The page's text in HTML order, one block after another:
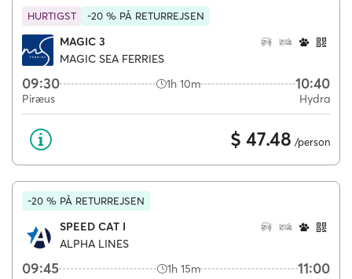
HURTIGST -20 % PÅ RETURREJSEN
MAGIC 3
MAGIC SEA FERRIES
09:30 1h 10m 10:40
Piræus Hydra
$ 47.48 /person
-20 % PÅ RETURREJSEN
SPEED CAT I
ALPHA LINES
09:45 1h 15m 11:00